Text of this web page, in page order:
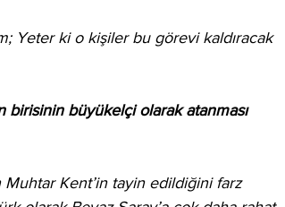
Yeter ki o kişiler bu görevi kaldıracak
birisinin büyükelçi olarak atanması
Muhtar Kent’in tayin edildiğini farz